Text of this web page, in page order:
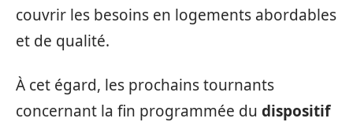
couvrir les besoins en logements abordables
et de qualité.
À cet égard, les prochains tournants
concernant la fin programmée du dispositif